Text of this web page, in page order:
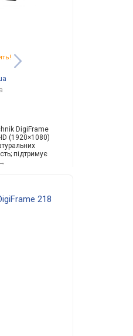
DigiFrame
(1920×1080)
підтримує
218